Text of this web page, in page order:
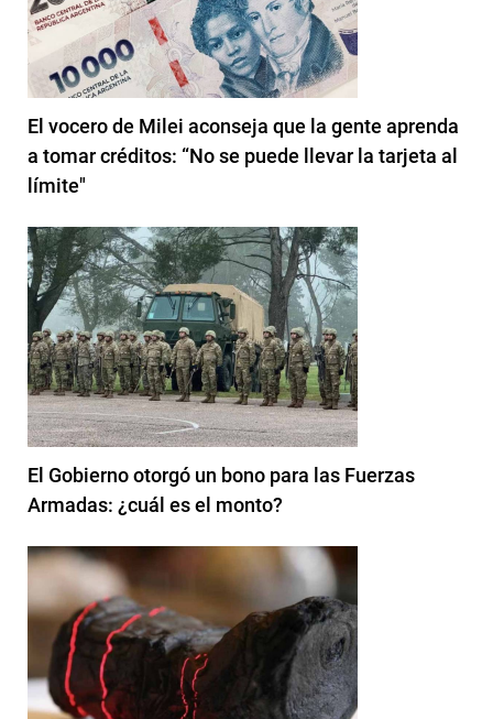
El vocero de Milei aconseja que la gente aprenda
a tomar créditos: “No se puede llevar la tarjeta al
límite"
El Gobierno otorgó un bono para las Fuerzas
Armadas: ¿cuál es el monto?